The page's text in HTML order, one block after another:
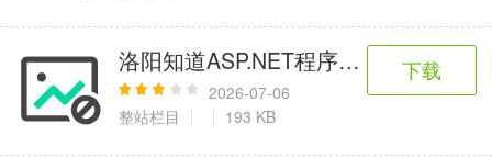
洛阳知道ASP.NET程序员培训网站源码
2026-07-06
整站栏目
193 KB
下载